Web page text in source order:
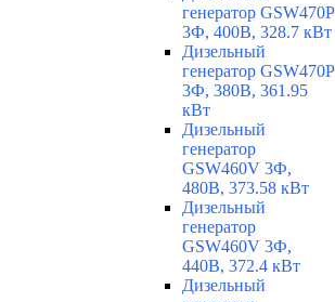
генератор GSW470P
3Ф, 400В, 328.7 кВт
Дизельный
генератор GSW470P
3Ф, 380В, 361.95
кВт
Дизельный
генератор
GSW460V 3Ф,
480В, 373.58 кВт
Дизельный
генератор
GSW460V 3Ф,
440В, 372.4 кВт
Дизельный